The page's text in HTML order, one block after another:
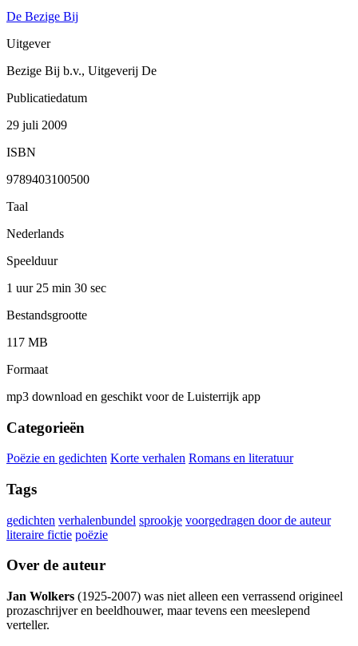
De Bezige Bij
Uitgever
Bezige Bij b.v., Uitgeverij De
Publicatiedatum
29 juli 2009
ISBN
9789403100500
Taal
Nederlands
Speelduur
1 uur 25 min 30 sec
Bestandsgrootte
117 MB
Formaat
mp3 download en geschikt voor de Luisterrijk app
Categorieën
Poëzie en gedichten Korte verhalen Romans en literatuur
Tags
gedichten verhalenbundel sprookje voorgedragen door de auteur
literaire fictie poëzie
Over de auteur
Jan Wolkers (1925-2007) was niet alleen een verrassend origineel
prozaschrijver en beeldhouwer, maar tevens een meeslepend
verteller.